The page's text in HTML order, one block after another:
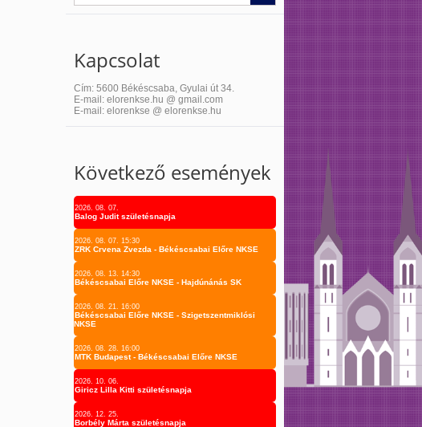
Kapcsolat
Cím: 5600 Békéscsaba, Gyulai út 34.
E-mail: elorenkse.hu @ gmail.com
E-mail: elorenkse @ elorenkse.hu
Következő események
2026. 08. 07.
Balog Judit születésnapja
2026. 08. 07. 15:30
ZRK Crvena Zvezda - Békéscsabai Előre NKSE
2026. 08. 13. 14:30
Békéscsabai Előre NKSE - Hajdúnánás SK
2026. 08. 21. 16:00
Békéscsabai Előre NKSE - Szigetszentmiklósi
NKSE
2026. 08. 28. 16:00
MTK Budapest - Békéscsabai Előre NKSE
2026. 10. 06.
Giricz Lilla Kitti születésnapja
2026. 12. 25.
Borbély Márta születésnapja